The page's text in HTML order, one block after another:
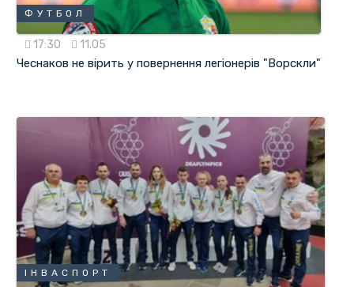
ФУТБОЛ
17:30 11.05
Чеснаков не вірить у повернення легіонерів "Ворскли"
ІНВАСПОРТ